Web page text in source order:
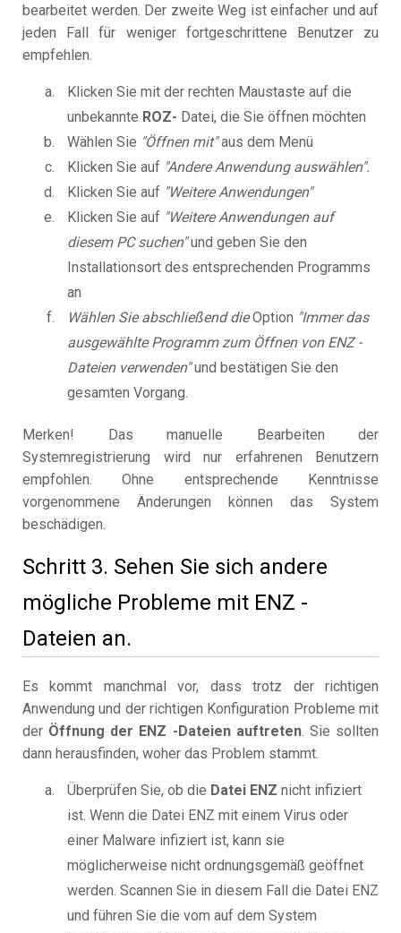
bearbeitet werden. Der zweite Weg ist einfacher und auf
jeden Fall für weniger fortgeschrittene Benutzer zu
empfehlen.
Klicken Sie mit der rechten Maustaste auf die
unbekannte ROZ- Datei, die Sie öffnen möchten
Wählen Sie "Öffnen mit"aus dem Menü
Klicken Sie auf "Andere Anwendung auswählen".
Klicken Sie auf "Weitere Anwendungen"
Klicken Sie auf "Weitere Anwendungen auf
diesem PC suchen"und geben Sie den
Installationsort des entsprechenden Programms
an
Wählen Sie abschließend dieOption "Immer das
ausgewählte Programm zum Öffnen von ENZ -
Dateien verwenden"und bestätigen Sie den
gesamten Vorgang.
Merken! Das manuelle Bearbeiten der
Systemregistrierung wird nur erfahrenen Benutzern
empfohlen. Ohne entsprechende Kenntnisse
vorgenommene Änderungen können das System
beschädigen.
Schritt 3. Sehen Sie sich andere
mögliche Probleme mit ENZ -
Dateien an.
Es kommt manchmal vor, dass trotz der richtigen
Anwendung und der richtigen Konfiguration Probleme mit
der Öffnung der ENZ -Dateien auftreten. Sie sollten
dann herausfinden, woher das Problem stammt.
Überprüfen Sie, ob die Datei ENZ nicht infiziert
ist. Wenn die Datei ENZ mit einem Virus oder
einer Malware infiziert ist, kann sie
möglicherweise nicht ordnungsgemäß geöffnet
werden. Scannen Sie in diesem Fall die Datei ENZ
und führen Sie die vom auf dem System